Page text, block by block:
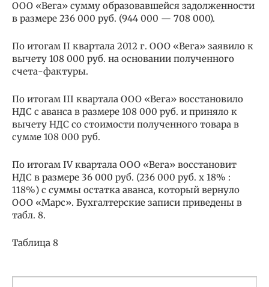
ООО «Вега» сумму образовавшейся задолженности
в размере 236 000 руб. (944 000 — 708 000).
По итогам II квартала 2012 г. ООО «Вега» заявило к
вычету 108 000 руб. на основании полученного
счета-фактуры.
По итогам III квартала ООО «Вега» восстановило
НДС с аванса в размере 108 000 руб. и приняло к
вычету НДС со стоимости полученного товара в
сумме 108 000 руб.
По итогам IV квартала ООО «Вега» восстановит
НДС в размере 36 000 руб. (236 000 руб. x 18% :
118%) с суммы остатка аванса, который вернуло
ООО «Марс». Бухгалтерские записи приведены в
табл. 8.
Таблица 8